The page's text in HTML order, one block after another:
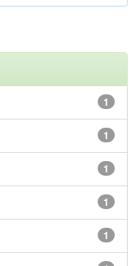
1
1
1
1
1